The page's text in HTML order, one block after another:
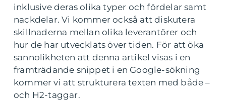
inklusive deras olika typer och fördelar samt
nackdelar. Vi kommer också att diskutera
skillnaderna mellan olika leverantörer och
hur de har utvecklats över tiden. För att öka
sannolikheten att denna artikel visas i en
framträdande snippet i en Google-sökning
kommer vi att strukturera texten med både –
och H2-taggar.